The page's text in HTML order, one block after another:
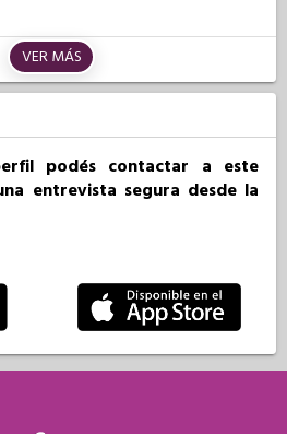
VER MÁS
podés contactar a este
entrevista segura desde la